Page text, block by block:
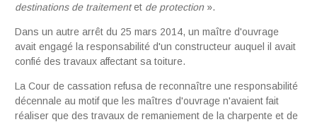
destinations de traitementet de protection ».
Dans un autre arrêt du 25 mars 2014, un maître d'ouvrage
avait engagé la responsabilité d'un constructeur auquel il avait
confié des travaux affectant sa toiture.
La Cour de cassation refusa de reconnaître une responsabilité
décennale au motif que les maîtres d'ouvrage n'avaient fait
réaliser que des travaux de remaniement de la charpente et de